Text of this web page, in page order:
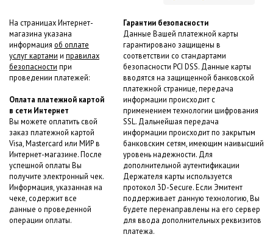
На страницах Интернет-
магазина указана
информация об оплате
услуг картами и правилах
безопасности при
проведении платежей:
Оплата платежной картой
в сети Интернет
Вы можете оплатить свой
заказ платежной картой
Visa, Mastercard или МИР в
Интернет-магазине. После
успешной оплаты Вы
получите электронный чек.
Информация, указанная на
чеке, содержит все
данные о проведенной
операции оплаты.
Гарантии безопасности
Данные Вашей платежной карты
гарантировано защищены в
соответствии со стандартами
безопасности PCI DSS. Данные карты
вводятся на защищенной банковской
платежной странице, передача
информации происходит с
применением технологии шифрования
SSL. Дальнейшая передача
информации происходит по закрытым
банковским сетям, имеющим наивысший
уровень надежности. Для
дополнительной аутентификации
Держателя карты используется
протокол 3D-Secure. Если Эмитент
поддерживает данную технологию, Вы
будете перенаправлены на его сервер
для ввода дополнительных реквизитов
платежа.